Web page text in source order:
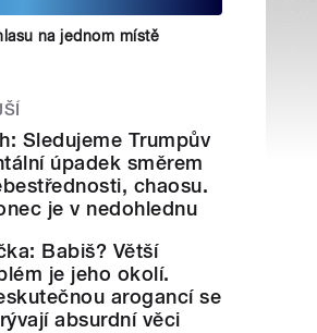
na jednom místě
Sledujeme Trumpův
úpadek směrem
chaosu.
je v nedohlednu
Babiš? Větší
je jeho okolí.
arogancí se
absurdní věci